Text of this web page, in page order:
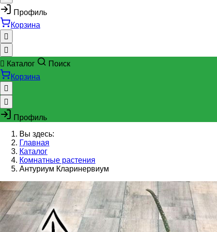
Профиль
Корзина
Каталог
Поиск
Корзина
Профиль
Вы здесь:
Главная
Каталог
Комнатные растения
Антуриум Кларинервиум